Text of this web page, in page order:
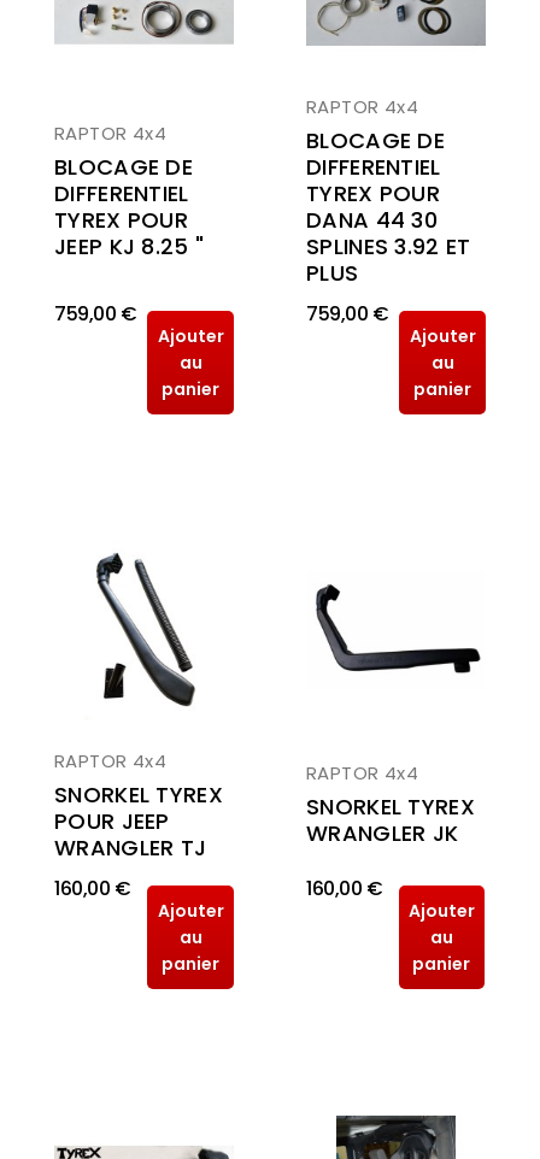
RAPTOR 4x4
BLOCAGE DE
DIFFERENTIEL
TYREX POUR
JEEP KJ 8.25 "
759,00 €
Ajouter
au
panier
RAPTOR 4x4
BLOCAGE DE
DIFFERENTIEL
TYREX POUR
DANA 44 30
SPLINES 3.92 ET
PLUS
759,00 €
Ajouter
au
panier
RAPTOR 4x4
SNORKEL TYREX
POUR JEEP
WRANGLER TJ
160,00 €
Ajouter
au
panier
RAPTOR 4x4
SNORKEL TYREX
WRANGLER JK
160,00 €
Ajouter
au
panier